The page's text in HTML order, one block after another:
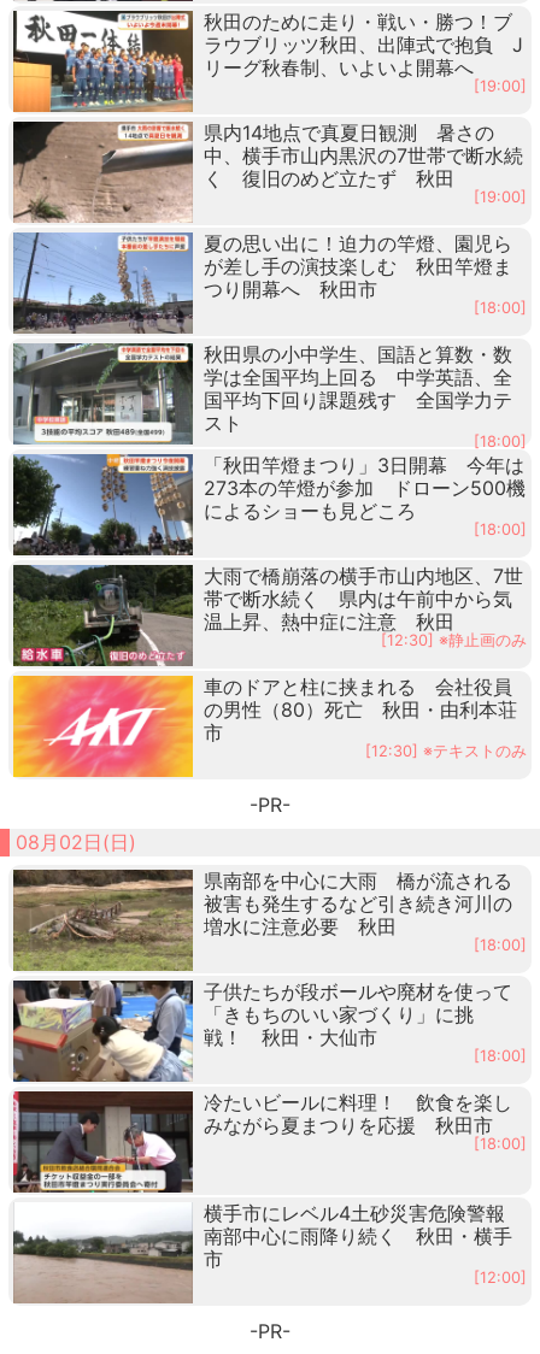
秋田のために走り・戦い・勝つ！ブ
ラウブリッツ秋田、出陣式で抱負 J
リーグ秋春制、いよいよ開幕へ
[19:00]
県内14地点で真夏日観測 暑さの
中、横手市山内黒沢の7世帯で断水続
く 復旧のめど立たず 秋田
[19:00]
夏の思い出に！迫力の竿燈、園児ら
が差し手の演技楽しむ 秋田竿燈ま
つり開幕へ 秋田市
[18:00]
秋田県の小中学生、国語と算数・数
学は全国平均上回る 中学英語、全
国平均下回り課題残す 全国学力テ
スト
[18:00]
「秋田竿燈まつり」3日開幕 今年は
273本の竿燈が参加 ドローン500機
によるショーも見どころ
[18:00]
大雨で橋崩落の横手市山内地区、7世
帯で断水続く 県内は午前中から気
温上昇、熱中症に注意 秋田
[12:30] ※静止画のみ
車のドアと柱に挟まれる 会社役員
の男性（80）死亡 秋田・由利本荘
市
[12:30] ※テキストのみ
-PR-
08月02日(日)
県南部を中心に大雨 橋が流される
被害も発生するなど引き続き河川の
増水に注意必要 秋田
[18:00]
子供たちが段ボールや廃材を使って
「きもちのいい家づくり」に挑
戦！ 秋田・大仙市
[18:00]
冷たいビールに料理！ 飲食を楽し
みながら夏まつりを応援 秋田市
[18:00]
横手市にレベル4土砂災害危険警報
南部中心に雨降り続く 秋田・横手
市
[12:00]
-PR-